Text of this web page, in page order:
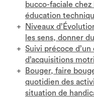
bucco-faciale
éducation
Niveaux
les sens, donner
Suivi précoce
d’acquisitions
Bouger, faire
quotidien des
situation de